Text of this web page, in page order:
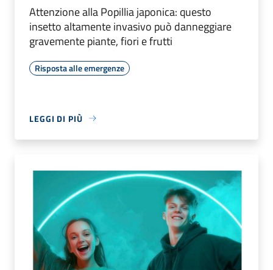
Attenzione alla Popillia japonica: questo
insetto altamente invasivo può danneggiare
gravemente piante, fiori e frutti
Risposta alle emergenze
LEGGI DI PIÙ